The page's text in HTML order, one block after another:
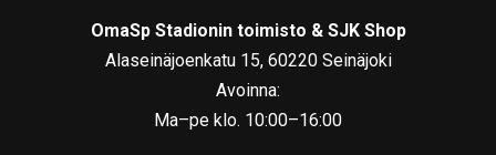
OmaSp Stadionin toimisto & SJK Shop
Alaseinäjoenkatu 15, 60220 Seinäjoki
Avoinna:
Ma–pe klo. 10:00–16:00